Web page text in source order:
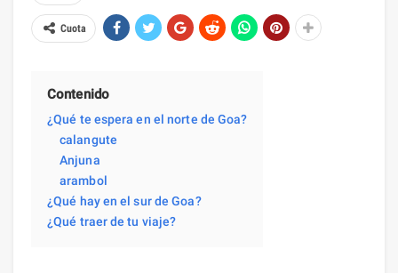
Cuota
Contenido
¿Qué te espera en el norte de Goa?
calangute
Anjuna
arambol
¿Qué hay en el sur de Goa?
¿Qué traer de tu viaje?